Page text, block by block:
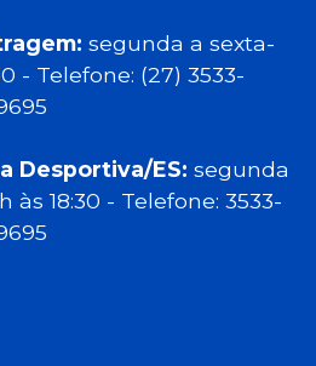
segunda a sexta-
- Telefone: (27) 3533-
Desportiva/ES: segunda
às 18:30 - Telefone: 3533-